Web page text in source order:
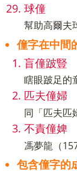
球僮
幫助高爾夫
僮字在中間
盲僮跛豎
瞎眼跛足的
匹夫僮婦
同「匹夫匹
不責僮婢
馮夢龍（
包含僮字的